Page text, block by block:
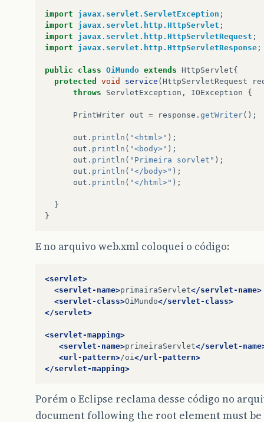
import javax.servlet.ServletException ;
import
javax.servlet.http.HttpServlet ;
import
javax.servlet.http.HttpServletRequest ;
import
javax.servlet.http.HttpServletResponse ;
public class OiMundo extends HttpServlet{
protected
void service ( HttpServletRequest
throws
ServletException , IOException {
PrintWriter out = response . getWriter();
out . println ( "<html>" );
out . println ( "<body>" );
out . println ( "Primeira sorvlet" );
out . println ( "</body>" );
out . println ( "</html>" );
}
}
E no arquivo web.xml coloquei o código:
<servlet>
<servlet-name>primairaServlet</servlet-name>
<servlet-class>OiMundo</servlet-class>
</servlet>
<servlet-mapping>
<servlet-name>primeiraServlet</servlet-
<url-pattern>/oi </url-pattern>
</servlet-mapping>
Porém o Eclipse reclama desse código no
document following the root element must